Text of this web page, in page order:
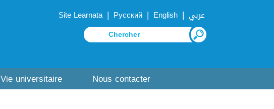
Site Learnata | Русский | English | عربي
Vie universitaire Nous contacter